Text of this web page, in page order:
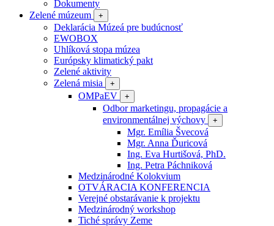
Dokumenty
Zelené múzeum
+
Deklarácia Múzeá pre budúcnosť
EWOBOX
Uhlíková stopa múzea
Európsky klimatický pakt
Zelené aktivity
Zelená misia
+
OMPaEV +
Odbor marketingu, propagácie a
environmentálnej výchovy
+
Mgr. Emília Švecová
Mgr. Anna Ďuricová
Ing. Eva Hurtišová, PhD.
Ing. Petra Páchniková
Medzinárodné Kolokvium
OTVÁRACIA KONFERENCIA
Verejné obstarávanie k projektu
Medzinárodný workshop
Tiché správy Zeme